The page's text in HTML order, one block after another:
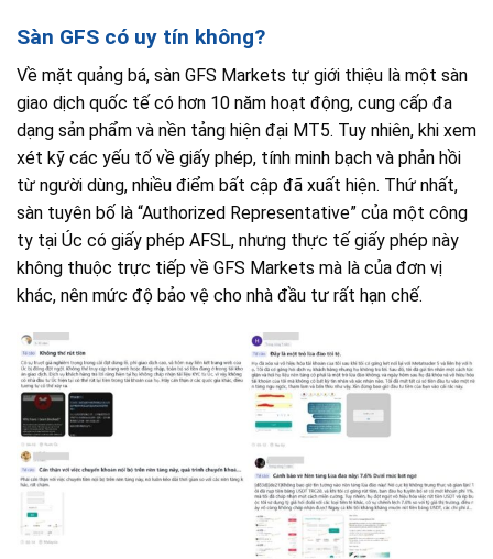
Sàn GFS có uy tín không?
Về mặt quảng bá, sàn GFS Markets tự giới thiệu là một sàn
giao dịch quốc tế có hơn 10 năm hoạt động, cung cấp đa
dạng sản phẩm và nền tảng hiện đại MT5. Tuy nhiên, khi xem
xét kỹ các yếu tố về giấy phép, tính minh bạch và phản hồi
từ người dùng, nhiều điểm bất cập đã xuất hiện. Thứ nhất,
sàn tuyên bố là “Authorized Representative” của một công
ty tại Úc có giấy phép AFSL, nhưng thực tế giấy phép này
không thuộc trực tiếp về GFS Markets mà là của đơn vị
khác, nên mức độ bảo vệ cho nhà đầu tư rất hạn chế.